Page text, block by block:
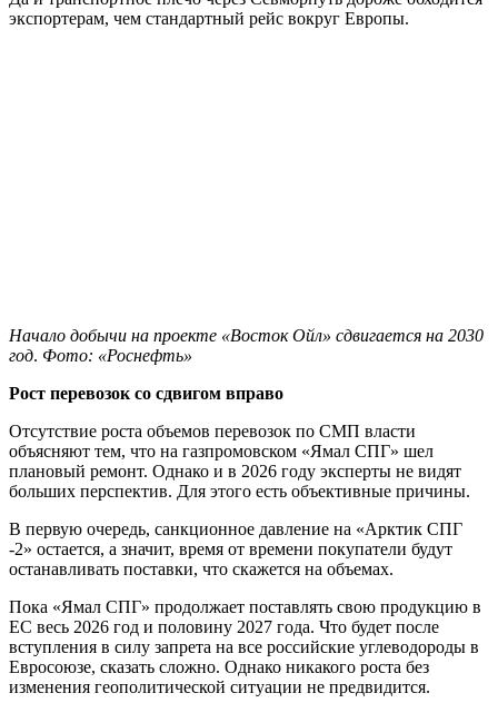
экспортерам, чем стандартный рейс вокруг Европы.
Начало добычи на проекте «Восток Ойл» сдвигается на 2030
год. Фото: «Роснефть»
Рост перевозок со сдвигом вправо
Отсутствие роста объемов перевозок по СМП власти
объясняют тем, что на газпромовском «Ямал СПГ» шел
плановый ремонт. Однако и в 2026 году эксперты не видят
больших перспектив. Для этого есть объективные причины.
В первую очередь, санкционное давление на «Арктик СПГ
-2» остается, а значит, время от времени покупатели будут
останавливать поставки, что скажется на объемах.
Пока «Ямал СПГ» продолжает поставлять свою продукцию в
ЕС весь 2026 год и половину 2027 года. Что будет после
вступления в силу запрета на все российские углеводороды в
Евросоюзе, сказать сложно. Однако никакого роста без
изменения геополитической ситуации не предвидится.